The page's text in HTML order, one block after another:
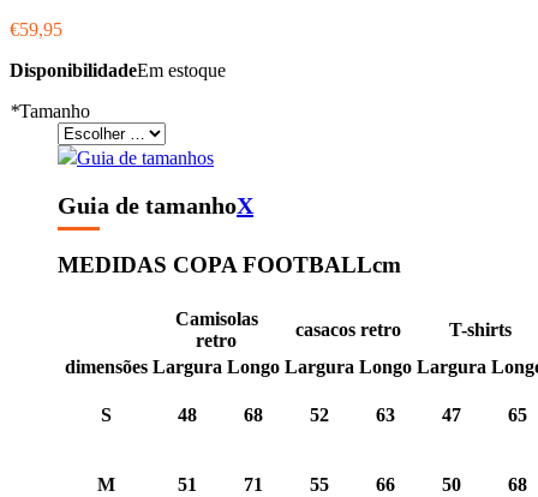
€59,95
DisponibilidadeEm estoque
*Tamanho
Guia de tamanhos
Guia de tamanhoX
MEDIDAS COPA FOOTBALLcm
Camisolas
retro
casacos retro
T-shirts
dimensões Largura Longo Largura Longo Largura
S 48 68 52 63 47 65
M 51 71 55 66 50 68